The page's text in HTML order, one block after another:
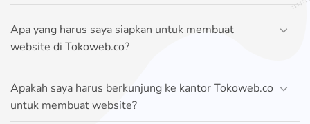
Apa yang harus saya siapkan untuk membuat
website di Tokoweb.co?
Apakah saya harus berkunjung ke kantor Tokoweb.co
untuk membuat website?